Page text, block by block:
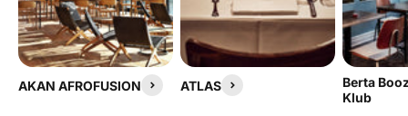
AKAN AFROFUSION ATLAS
Berta
Klub